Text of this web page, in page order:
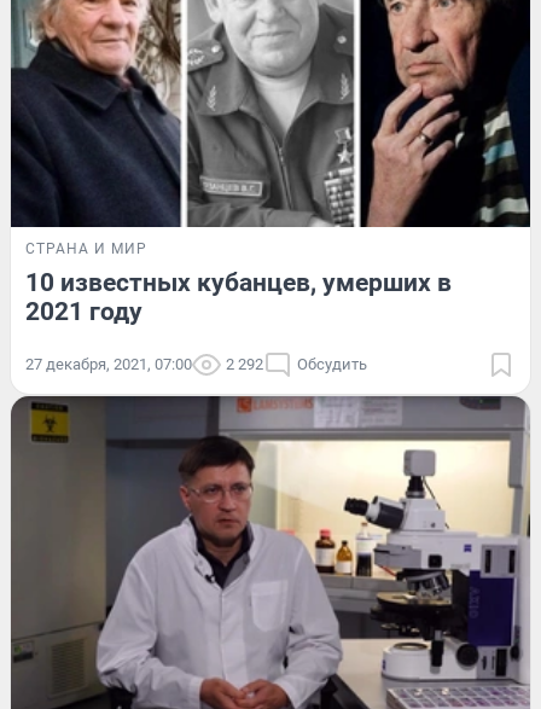
СТРАНА И МИР
10 известных кубанцев, умерших в
2021 году
27 декабря, 2021, 07:00 2 292 Обсудить